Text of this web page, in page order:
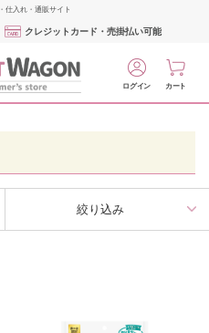
仕入れ・通販サイト
クレジットカード・売掛払い可能
ログイン カート
絞り込み